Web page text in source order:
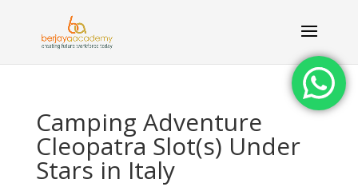
Camping Adventure
Cleopatra Slot(s) Under
Stars in Italy